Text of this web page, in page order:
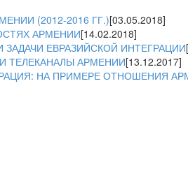
(2012-2016 ГГ.)[03.05.2018]
АРМЕНИИ[14.02.2018]
ЕВРАЗИЙСКОЙ ИНТЕГРАЦИИ
ТЕЛЕКАНАЛЫ АРМЕНИИ[13.12.2017]
НА ПРИМЕРЕ ОТНОШЕНИЯ